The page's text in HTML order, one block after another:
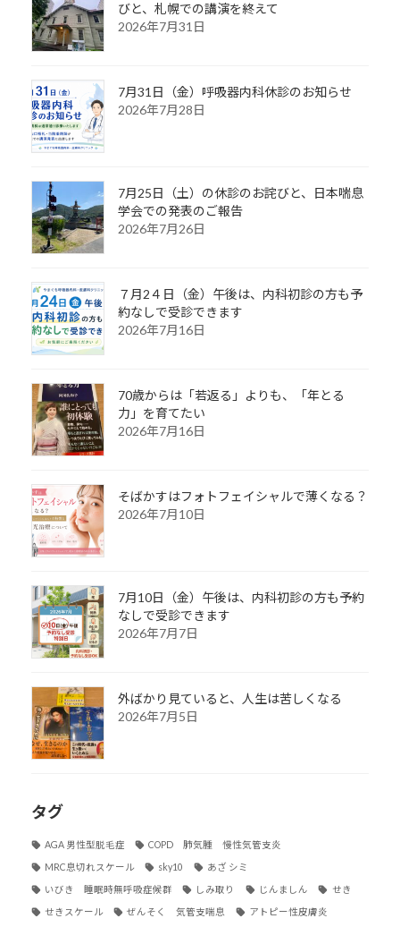
びと、札幌での講演を終えて
2026年7月31日
7月31日（金）呼吸器内科休診のお知らせ
2026年7月28日
7月25日（土）の休診のお詫びと、日本喘息
学会での発表のご報告
2026年7月26日
７月2４日（金）午後は、内科初診の方も予
約なしで受診できます
2026年7月16日
70歳からは「若返る」よりも、「年とる
力」を育てたい
2026年7月16日
そばかすはフォトフェイシャルで薄くなる？
2026年7月10日
7月10日（金）午後は、内科初診の方も予約
なしで受診できます
2026年7月7日
外ばかり見ていると、人生は苦しくなる
2026年7月5日
タグ
AGA 男性型脱毛症 COPD 肺気腫 慢性気管支炎
MRC息切れスケール sky10 あざ シミ
いびき 睡眠時無呼吸症候群 しみ取り じんましん せき
せきスケール ぜんそく 気管支喘息 アトピー性皮膚炎